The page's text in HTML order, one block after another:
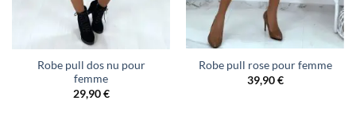
Robe pull dos nu pour
femme
29,90€
Robe pull rose pour femme
39,90€